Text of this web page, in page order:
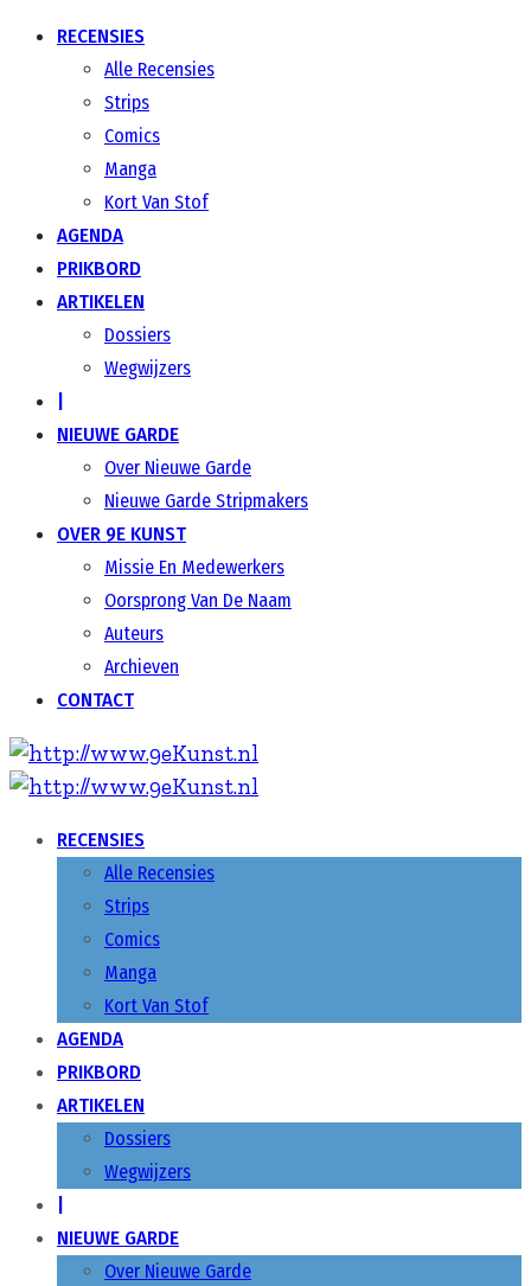
RECENSIES
Alle Recensies
Strips
Comics
Manga
Kort Van Stof
AGENDA
PRIKBORD
ARTIKELEN
Dossiers
Wegwijzers
NIEUWE GARDE
Over Nieuwe Garde
Nieuwe Garde Stripmakers
OVER 9E KUNST
Missie En Medewerkers
Oorsprong Van De Naam
Auteurs
Archieven
CONTACT
RECENSIES
Alle Recensies
Strips
Comics
Manga
Kort Van Stof
AGENDA
PRIKBORD
ARTIKELEN
Dossiers
Wegwijzers
NIEUWE GARDE
Over Nieuwe Garde